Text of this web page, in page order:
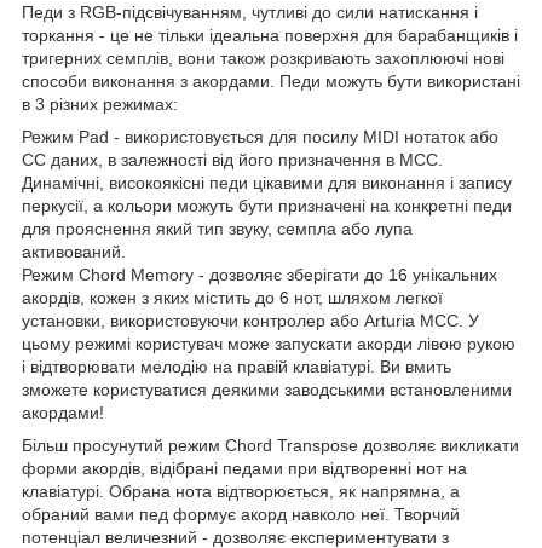
Педи з RGB-підсвічуванням, чутливі до сили натискання і
торкання - це не тільки ідеальна поверхня для барабанщиків і
тригерних семплів, вони також розкривають захоплюючі нові
способи виконання з акордами. Педи можуть бути використані
в 3 різних режимах:
Режим Pad - використовується для посилу MIDI нотаток або
CC даних, в залежності від його призначення в MCC.
Динамічні, високоякісні педи цікавими для виконання і запису
перкусії, а кольори можуть бути призначені на конкретні педи
для прояснення який тип звуку, семпла або лупа
активований.
Режим Chord Memory - дозволяє зберігати до 16 унікальних
акордів, кожен з яких містить до 6 нот, шляхом легкої
установки, використовуючи контролер або Arturia MCC. У
цьому режимі користувач може запускати акорди лівою рукою
і відтворювати мелодію на правій клавіатурі. Ви вмить
зможете користуватися деякими заводськими встановленими
акордами!
Більш просунутий режим Chord Transpose дозволяє викликати
форми акордів, відібрані педами при відтворенні нот на
клавіатурі. Обрана нота відтворюється, як напрямна, а
обраний вами пед формує акорд навколо неї. Творчий
потенціал величезний - дозволяє експериментувати з